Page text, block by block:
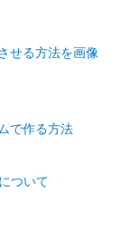
せる方法を画像
で作る方法
ついて